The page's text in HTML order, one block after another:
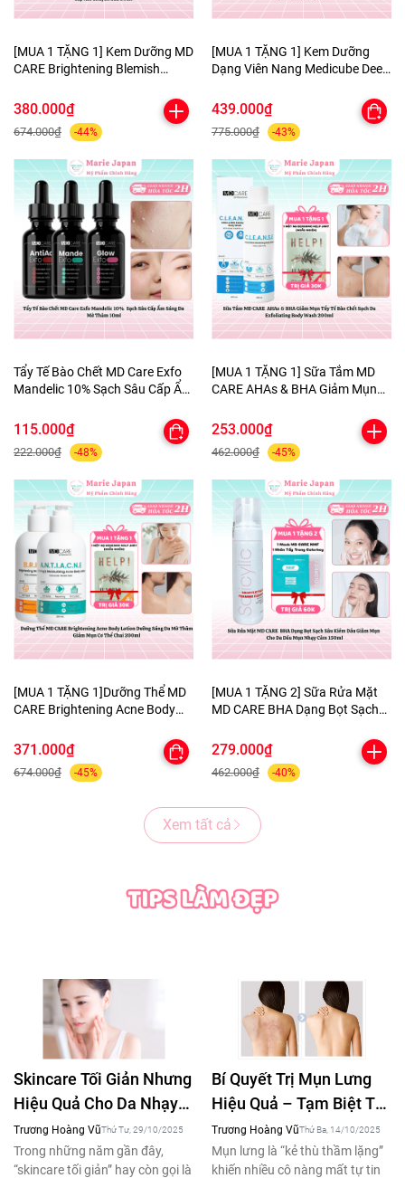
[MUA 1 TẶNG 1] Kem Dưỡng MD
CARE Brightening Blemish
Cấp Ẩm Chuyên Sâu 50ml-
TẶNG 1 MẶT NẠ BERGAMO
HELP JARY
380.000₫
674.000₫ -44%
[MUA 1 TẶNG 1] Kem Dưỡng
Dạng Viên Nang Medicube Deep
Sáng Mờ Thâm Phục Hồi Da
Hộp 55g - TẶNG MẶT NẠ MẮT
439.000₫
775.000₫ -43%
Tẩy Tế Bào Chết MD Care Exfo
Mandelic 10% Sạch Sâu Cấp Ẩm
115.000₫
222.000₫ -48%
[MUA 1 TẶNG 1] Sữa Tắm MD
CARE AHAs & BHA Giảm Mụn
Exfoliating Body Wash 200ml-
TẶNG 1 MẶT NẠ BERGAMO
HELP JARY
253.000₫
462.000₫ -45%
[MUA 1 TẶNG 1]Dưỡng Thể MD
CARE Brightening Acne Body
Thâm Giảm Mụn Cơ Thể Chai
200ml-TẶNG 1 MẶT NẠ
BERGAMO HELP JARY
371.000₫
674.000₫ -45%
[MUA 1 TẶNG 2] Sữa Rửa Mặt
MD CARE BHA Dạng Bọt Sạch
Da Dầu Mụn Nhạy Cảm 150ml-
TẶNG 1 MASK MNF+1 KHĂN
TẨY TRANG COLORKEY
279.000₫
462.000₫ -40%
Xem tất cả
Skincare Tối Giản Nhưng
Hiệu Quả Cho Da Nhạy
Cảm – Xu Hướng Làm
Đẹp 2025
Trương Hoàng VũThứ Tư, 29/10/2025
Trong những năm gần đây,
“skincare tối giản” hay còn gọi là
Bí Quyết Trị Mụn Lưng
Hiệu Quả – Tạm Biệt Tự
Ti Khi Diện Áo Hở Lưng
Trương Hoàng VũThứ Ba, 14/10/2025
Mụn lưng là “kẻ thù thầm lặng”
khiến nhiều cô nàng mất tự tin